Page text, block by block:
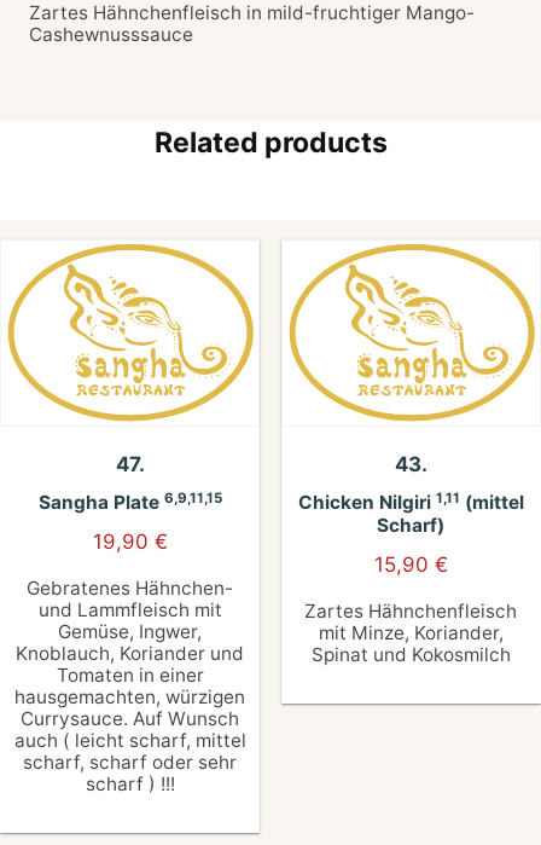
Zartes Hähnchenfleisch in mild-fruchtiger Mango-
Cashewnusssauce
Related products
47.
Sangha Plate 6,9,11,15
19,90 €
Gebratenes Hähnchen-
und Lammfleisch mit
Gemüse, Ingwer,
Knoblauch, Koriander und
Tomaten in einer
hausgemachten, würzigen
Currysauce. Auf Wunsch
auch ( leicht scharf, mittel
scharf, scharf oder sehr
scharf ) !!!
43.
Chicken Nilgiri 1,11 (mittel
Scharf)
15,90 €
Zartes Hähnchenfleisch
mit Minze, Koriander,
Spinat und Kokosmilch